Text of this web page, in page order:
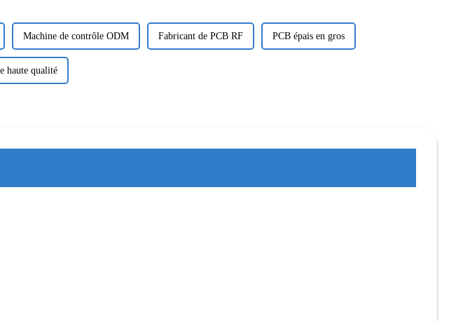
Machine de contrôle ODM Fabricant de PCB RF PCB épais en gros
haute qualité